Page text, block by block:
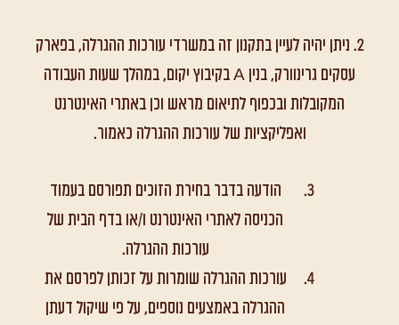
2. ניתן יהיה לעיין בתקנון זה במשרדי עורכות ההגרלה, בפארק
עסקים גרינוורק, בנין A בקיבוץ יקום, במהלך שעות העבודה
המקובלות ובכפוף לתיאום מראש וכן באתרי האינטרנט
ואפליקציות של עורכות ההגרלה כאמור.
הודעה בדבר בחירת הזוכים תפורסם בעמוד
הכניסה לאתרי האינטרנט ו/או בדף הבית של
עורכות ההגרלה.
עורכות ההגרלה שומרות על זכותן לפרסם את
ההגרלה באמצעים נוספים, על פי שיקול דעתן